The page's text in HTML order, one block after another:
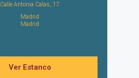
Calle Antonia Calas, 17
Madrid
Madrid
Ver Estanco